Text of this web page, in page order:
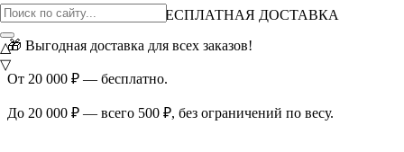
ВНИМАНИЕ АКЦИЯ!
БЕСПЛАТНАЯ ДОСТАВКА
🎁 Выгодная доставка для всех заказов!
От 20 000 ₽ — бесплатно.
До 20 000 ₽ — всего 500 ₽, без ограничений по весу.
△
▽